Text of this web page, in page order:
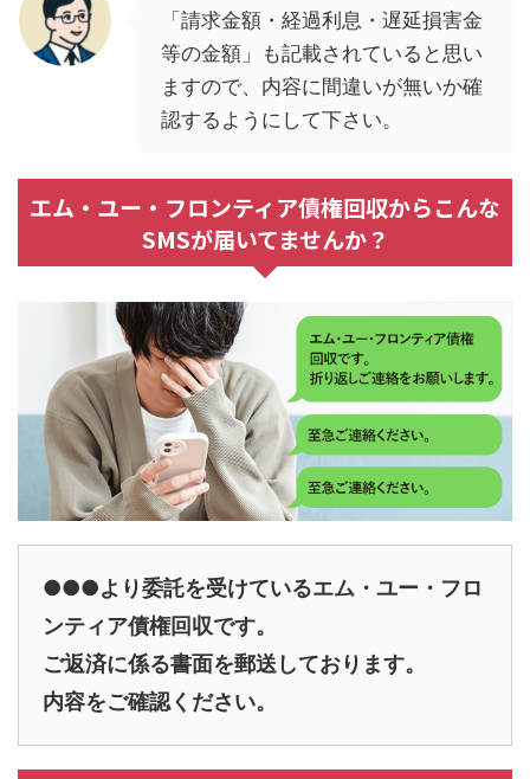
「請求金額・経過利息・遅延損害金
等の金額」も記載されていると思い
ますので、内容に間違いが無いか確
認するようにして下さい。
エム・ユー・フロンティア債権回収からこんな
SMSが届いてませんか？
●●●より委託を受けているエム・ユー・フロ
ンティア債権回収です。
ご返済に係る書面を郵送しております。
内容をご確認ください。